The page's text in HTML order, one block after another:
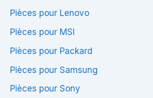
Pièces pour Lenovo
Pièces pour MSI
Pièces pour Packard
Pièces pour Samsung
Pièces pour Sony